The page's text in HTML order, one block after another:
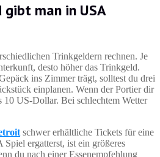
man in USA
Trinkgeldern rechnen. Je
desto höher das Trinkgeld.
ins Zimmer trägt, solltest du drei
einplanen. Wenn der Portier dir
10 US-Dollar. Bei schlechtem Wetter
schwer erhältliche Tickets für eine
ergatterst, ist ein größeres
du nach einer Essenempfehlung